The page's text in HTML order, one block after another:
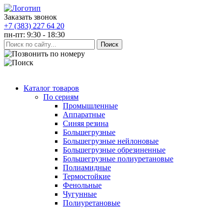
Заказать звонок
+7 (383) 227 64 20
пн-пт: 9:30 - 18:30
Каталог товаров
По сериям
Промышленные
Аппаратные
Синяя резина
Большегрузные
Большегрузные нейлоновые
Большегрузные обрезиненные
Большегрузные полиуретановые
Полиамидные
Термостойкие
Фенольные
Чугунные
Полиуретановые